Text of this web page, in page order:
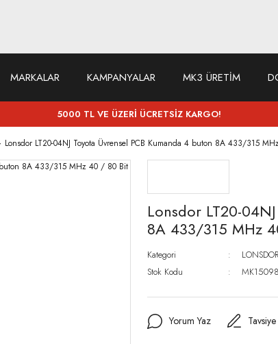
MARKALAR KAMPANYALAR MK3 ÜRETİM
5000 TL VE ÜZERİ ÜCRETSİZ KARGO!
Lonsdor LT20-04NJ Toyota Üvrensel PCB Kumanda 4 buton 8A 433/315
Lonsdor LT20-
8A 433/315 MHz
Kategori
Stok Kodu
MK15098
Yorum Yaz